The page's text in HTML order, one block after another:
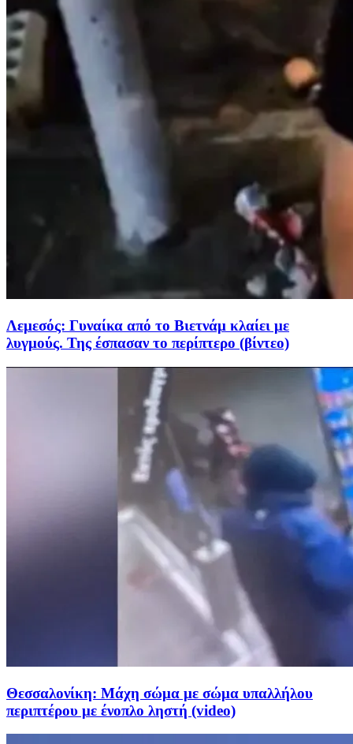
Λεμεσός: Γυναίκα από το Βιετνάμ κλαίει με
λυγμούς. Της έσπασαν το περίπτερο (βίντεο)
Θεσσαλονίκη: Μάχη σώμα με σώμα υπαλλήλου
περιπτέρου με ένοπλο ληστή (video)